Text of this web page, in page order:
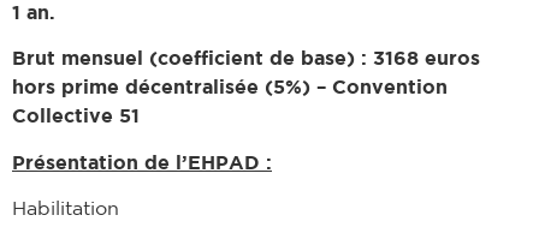
1 an.
Brut mensuel (coefficient de base) : 3168 euros
hors prime décentralisée (5%) – Convention
Collective 51
Présentation de l’EHPAD :
Habilitation